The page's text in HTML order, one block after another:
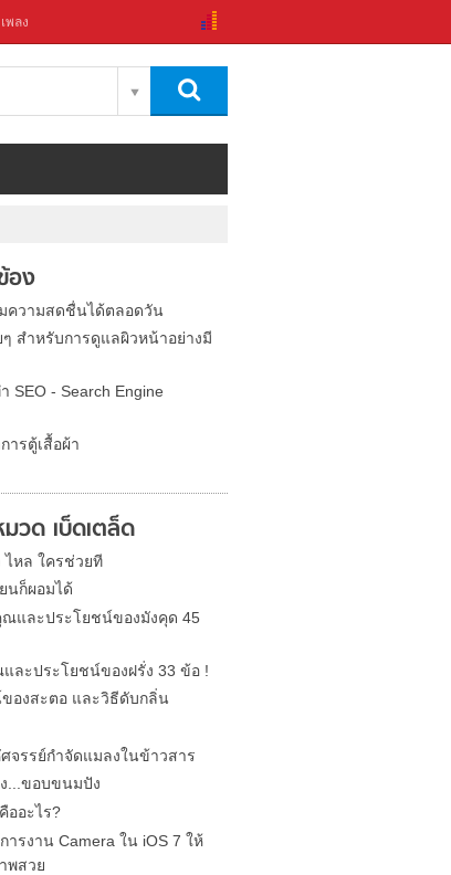
เพลง
อง
ความสดชื่นได้ตลอดวัน
สำหรับการดูแลผิวหน้าอย่างมี
SEO - Search Engine
ารตู้เสื้อผ้า
วด เบ็ดเตล็ด
ไหล ใครช่วยที
นก็ผอมได้
และประโยชน์ของมังคุด 45
ละประโยชน์ของฝรั่ง 33 ข้อ !
องสะตอ และวิธีดับกลิ่น
จรรย์กำจัดแมลงในข้าวสาร
...ขอบขนมปัง
ออะไร?
ารงาน Camera ใน iOS 7 ให้
พสวย